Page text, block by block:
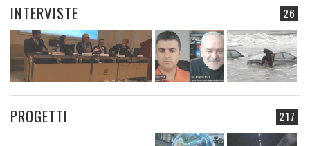
26
INTERVISTE
217
PROGETTI